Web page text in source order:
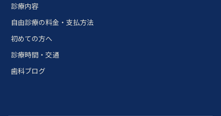
診療内容
自由診療の料金・支払方法
初めての方へ
診療時間・交通
歯科ブログ